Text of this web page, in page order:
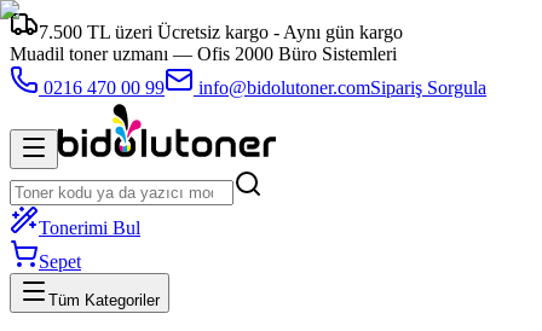
7.500 TL üzeri Ücretsiz kargo - Aynı gün kargo
Muadil toner uzmanı — Ofis 2000 Büro Sistemleri
0216 470 00 99
info@bidolutoner.comSipariş Sorgula
Tonerimi Bul
Sepet
Tüm Kategoriler